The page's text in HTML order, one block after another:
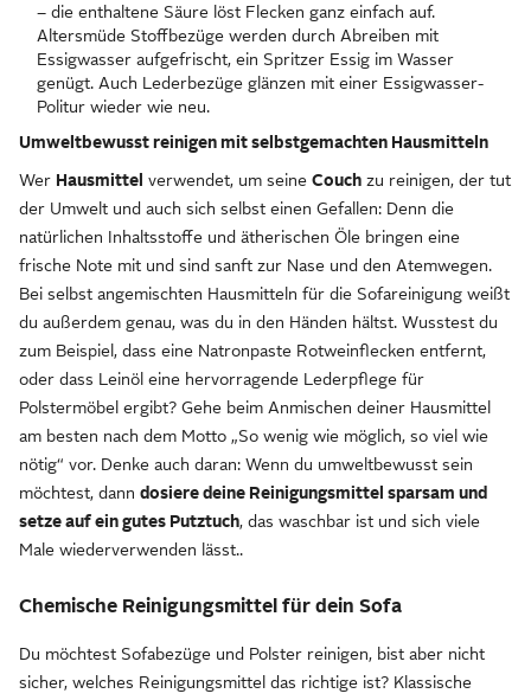
– die enthaltene Säure löst Flecken ganz einfach auf.
Altersmüde Stoffbezüge werden durch Abreiben mit
Essigwasser aufgefrischt, ein Spritzer Essig im Wasser
genügt. Auch Lederbezüge glänzen mit einer Essigwasser-
Politur wieder wie neu.
Umweltbewusst reinigen mit selbstgemachten Hausmitteln
Wer Hausmittel verwendet, um seine Couch zu reinigen, der tut
der Umwelt und auch sich selbst einen Gefallen: Denn die
natürlichen Inhaltsstoffe und ätherischen Öle bringen eine
frische Note mit und sind sanft zur Nase und den Atemwegen.
Bei selbst angemischten Hausmitteln für die Sofareinigung weißt
du außerdem genau, was du in den Händen hältst. Wusstest du
zum Beispiel, dass eine Natronpaste Rotweinflecken entfernt,
oder dass Leinöl eine hervorragende Lederpflege für
Polstermöbel ergibt? Gehe beim Anmischen deiner Hausmittel
am besten nach dem Motto „So wenig wie möglich, so viel wie
nötig“ vor. Denke auch daran: Wenn du umweltbewusst sein
möchtest, dann dosiere deine Reinigungsmittel sparsam und
setze auf ein gutes Putztuch, das waschbar ist und sich viele
Male wiederverwenden lässt..
Chemische Reinigungsmittel für dein Sofa
Du möchtest Sofabezüge und Polster reinigen, bist aber nicht
sicher, welches Reinigungsmittel das richtige ist? Klassische